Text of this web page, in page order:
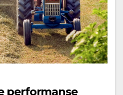
performanse